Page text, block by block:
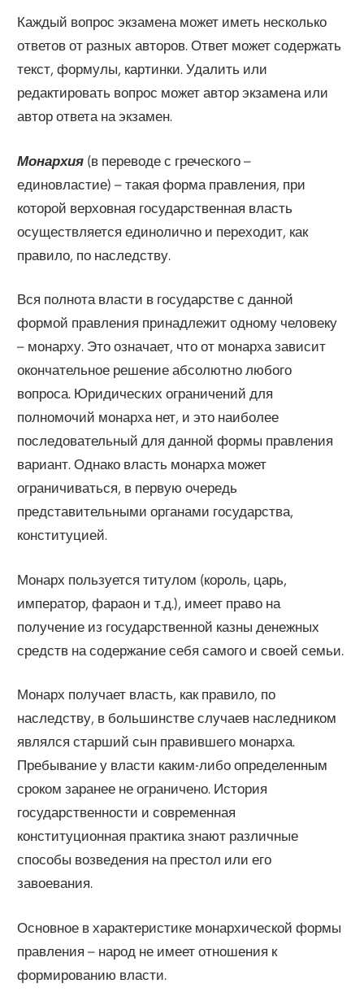
Каждый вопрос экзамена может иметь несколько
ответов от разных авторов. Ответ может содержать
текст, формулы, картинки. Удалить или
редактировать вопрос может автор экзамена или
автор ответа на экзамен.
Монархия (в переводе с греческого –
единовластие) – такая форма правления, при
которой верховная государственная власть
осуществляется единолично и переходит, как
правило, по наследству.
Вся полнота власти в государстве с данной
формой правления принадлежит одному человеку
– монарху. Это означает, что от монарха зависит
окончательное решение абсолютно любого
вопроса. Юридических ограничений для
полномочий монарха нет, и это наиболее
последовательный для данной формы правления
вариант. Однако власть монарха может
ограничиваться, в первую очередь
представительными органами государства,
конституцией.
Монарх пользуется титулом (король, царь,
император, фараон и т.д.), имеет право на
получение из государственной казны денежных
средств на содержание себя самого и своей семьи.
Монарх получает власть, как правило, по
наследству, в большинстве случаев наследником
являлся старший сын правившего монарха.
Пребывание у власти каким-либо определенным
сроком заранее не ограничено. История
государственности и современная
конституционная практика знают различные
способы возведения на престол или его
завоевания.
Основное в характеристике монархической формы
правления – народ не имеет отношения к
формированию власти.